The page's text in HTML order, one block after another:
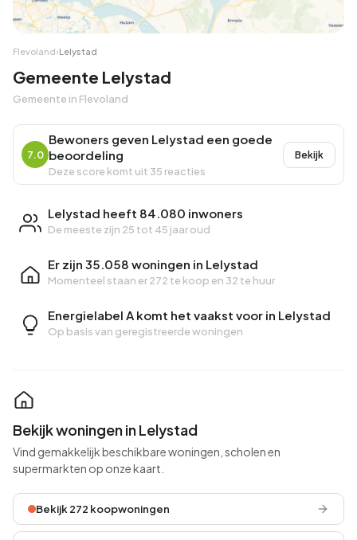
Flevoland›Lelystad
Gemeente Lelystad
Gemeente in Flevoland
7.0
Bewoners geven Lelystad een goede
beoordeling
Deze score komt uit 35 reacties
Bekijk
Lelystad heeft 84.080 inwoners
De meeste zijn 25 tot 45 jaar oud
Er zijn 35.058 woningen in Lelystad
Momenteel staan er272 te koop en 32 te huur
Energielabel A komt het vaakst voor in Lelystad
Op basis van geregistreerde woningen
Bekijk woningen in Lelystad
Vind gemakkelijk beschikbare woningen, scholen en
supermarkten op onze kaart.
Bekijk 272 koopwoningen